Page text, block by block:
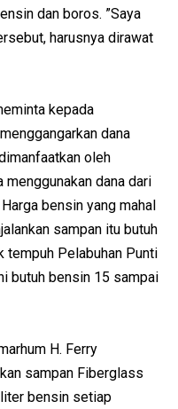
dan boros. ”Saya
harusnya dirawat
kepada
dana
oleh
dana dari
bensin yang mahal
sampan itu butuh
tempuh Pelabuhan Punti
butuh bensin 15 sampai
H. Ferry
sampan Fiberglass
liter bensin setiap